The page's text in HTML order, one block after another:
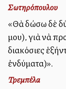
Σωτηρόπουλου
«Θὰ δώσω δὲ
μου), γιὰ νὰ
διακόσιες
ἐνδύματα)».
Τρεμπέλα